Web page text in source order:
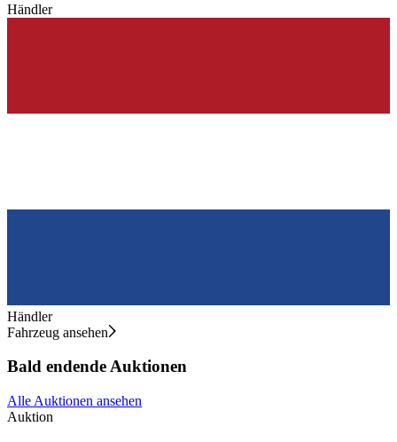
Händler
Händler
Fahrzeug ansehen
Bald endende Auktionen
Alle Auktionen ansehen
Auktion